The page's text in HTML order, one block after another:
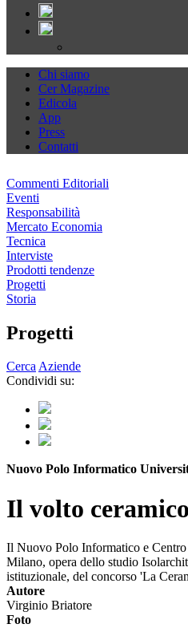
Chi siamo
Cer Magazine
Edicola
App
Press
Contatti
Commenti Editoriali
Eventi
Responsabilità
Mercato Economia
Tecnica
Interviste
Prodotti tendenze
Progetti
Storia
Progetti
CercaAziende
Condividi su:
Nuovo Polo Informatico
Il volto
Il Nuovo Polo Informatico e
Milano, opera dello studio
istituzionale, del concorso 'La
Autore
Virginio Briatore
Foto